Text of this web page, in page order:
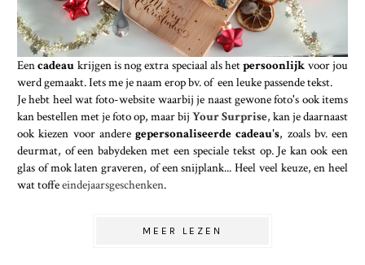
Eencadeau krijgen is nog extra speciaal als hetpersoonlijk voor jou
werd gemaakt. Iets me je naam erop bv. of een leuke passende tekst.
Je hebt heel wat foto-website waarbij je naast gewone foto's ook items
kan bestellen met je foto op, maar bij Your Surprise, kan je daarnaast
ook kiezen voor andere gepersonaliseerde cadeau's, zoals bv. een
deurmat, of een babydeken met een speciale tekst op. Je kan ook een
glas of mok laten graveren, of een snijplank... Heel veel keuze, en heel
wat toffeeindejaarsgeschenken.
MEER LEZEN